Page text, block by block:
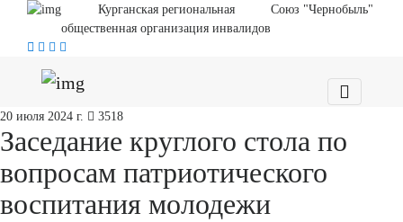
Курганская региональная
общественная организация инвалидов
Союз "Чернобыль"
20 июля 2024 г. 3518
Заседание круглого стола по
вопросам патриотического
воспитания молодежи